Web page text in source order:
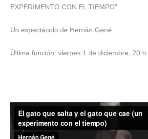
EXPERIMENTO CON EL TIEMPO”
Un espectáculo de Hernán Gené.
Última función: viernes 1 de diciembre, 20 h.